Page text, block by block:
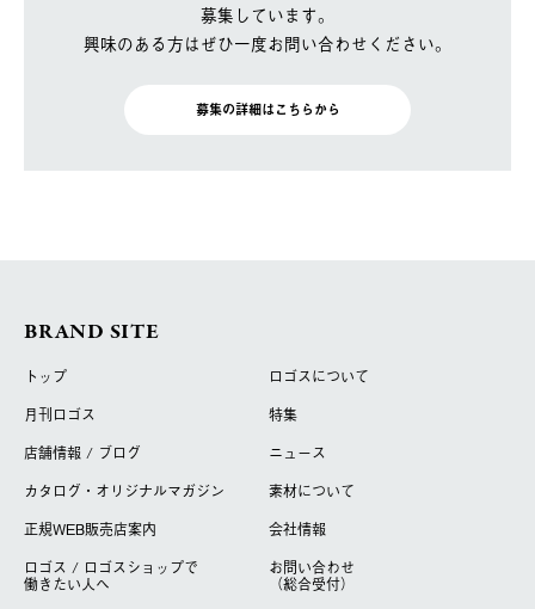
募集しています。
興味のある方はぜひ一度お問い合わせください。
募集の詳細はこちらから
BRAND SITE
トップ
ロゴスについて
月刊ロゴス
特集
店舗情報 / ブログ
ニュース
カタログ・オリジナルマガジン
素材について
正規WEB販売店案内
会社情報
ロゴス / ロゴスショップで
働きたい人へ
お問い合わせ
（総合受付）